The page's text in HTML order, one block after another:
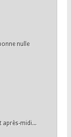
nulle
après-midi...